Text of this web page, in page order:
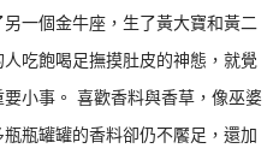
一個金牛座，生了黃大寶和黃二
吃飽喝足撫摸肚皮的神態，就覺
小事。 喜歡香料與香草，像巫婆
瓶罐罐的香料卻仍不饜足，還加